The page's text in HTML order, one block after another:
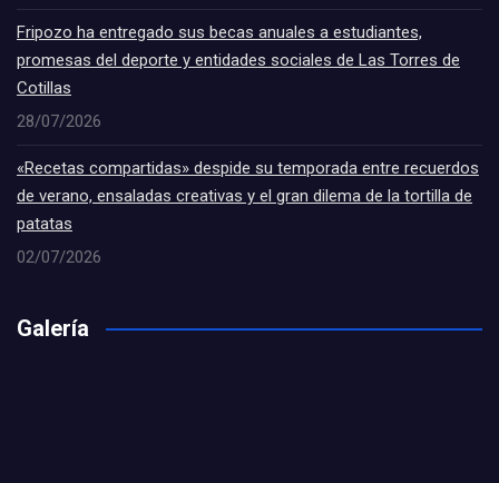
Fripozo ha entregado sus becas anuales a estudiantes,
promesas del deporte y entidades sociales de Las Torres de
Cotillas
28/07/2026
«Recetas compartidas» despide su temporada entre recuerdos
de verano, ensaladas creativas y el gran dilema de la tortilla de
patatas
02/07/2026
Galería